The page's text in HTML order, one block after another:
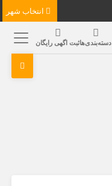
دسته‌بندی‌هاثبت اگهی رایگان